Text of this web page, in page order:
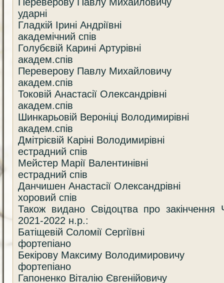
ударні
Гладкій Ірині Андріївні
академічний спів
Голубєвій Карині Артурівні
академ.спів
Переверову Павлу Михайловичу
академ.спів
Токовій Анастасії Олександрівні
академ.спів
Шинкарьовій Вероніці Володимирівні
академ.спів
Дмітрієвій Каріні Володимирівні
естрадний спів
Мейстер Марії Валентинівні
естрадний спів
Данчишен Анастасії Олександрівні
хоровий спів
Також видано Свідоцтва про
2021-2022 н.р.:
Батіщевій Соломії Сергіївні
фортепіано
Бекірову Максиму Володимировичу
фортепіано
Гапоненко Віталію Євгенійовичу